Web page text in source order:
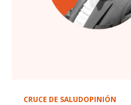
CRUCE DE SALUDOPINIÓN